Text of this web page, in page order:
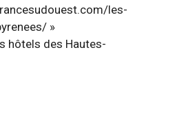
les-
»
hôtels des Hautes-